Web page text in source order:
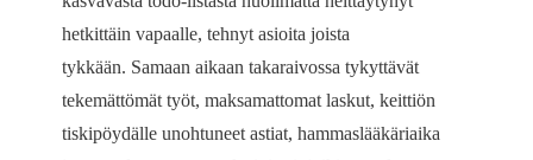
hetkittäin vapaalle, tehnyt asioita joista
tykkään. Samaan aikaan takaraivossa tykyttävät
tekemättömät työt, maksamattomat laskut, keittiön
tiskipöydälle unohtuneet astiat, hammaslääkäriaika